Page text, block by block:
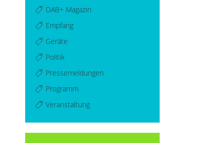
DAB+ Magazin
Empfang
Geräte
Politik
Pressemeldungen
Programm
Veranstaltung